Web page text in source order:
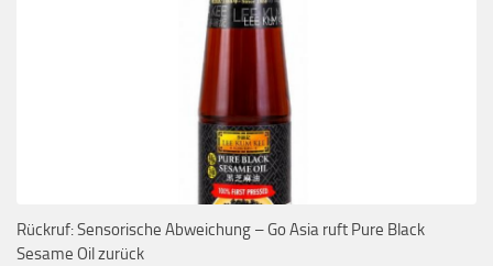
Rückruf: Sensorische Abweichung – Go Asia ruft Pure Black
Sesame Oil zurück